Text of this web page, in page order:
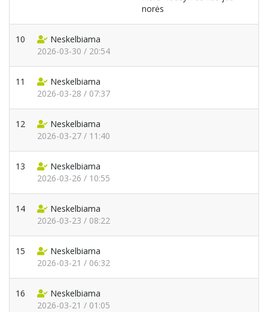
norės
10
Neskelbiama
2026-03-30 / 20:54
11
Neskelbiama
2026-03-28 / 07:37
12
Neskelbiama
2026-03-27 / 11:40
13
Neskelbiama
2026-03-26 / 10:55
14
Neskelbiama
2026-03-23 / 08:22
15
Neskelbiama
2026-03-21 / 06:32
16
Neskelbiama
2026-03-21 / 01:05